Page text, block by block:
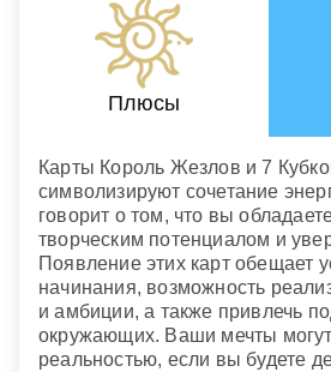
Плюсы
Карты Король Жезлов и 7
символизируют сочетание
говорит о том, что вы
творческим потенциалом и
Появление этих карт обещает
начинания, возможность
и амбиции, а также привлечь
окружающих. Ваши мечты могут
реальностью, если вы будете